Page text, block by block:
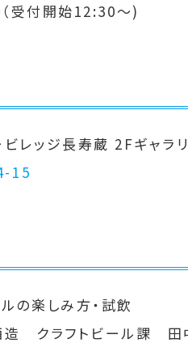
受付開始12:30～)
ビレッジ長寿蔵 2Fギャラ
15
の楽しみ方・試飲
造 クラフトビール課 田